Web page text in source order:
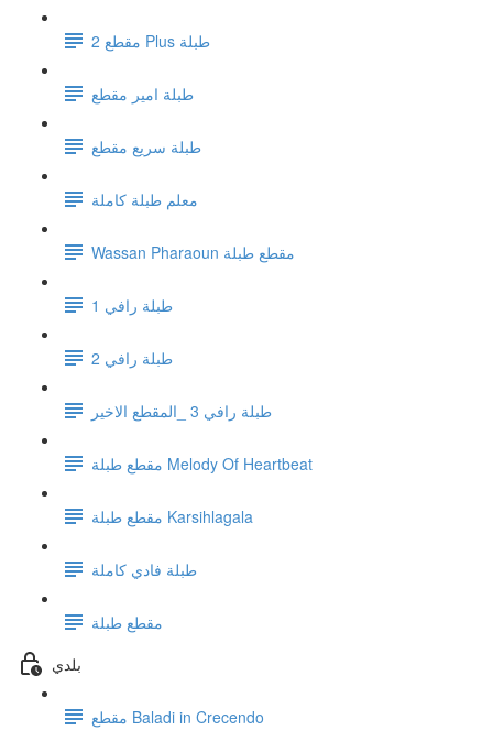
مقطع 2 Plus طبلة
طبلة امير مقطع
طبلة سريع مقطع
معلم طبلة كاملة
Wassan Pharaoun مقطع طبلة
1 طبلة رافي
طبلة رافي 2
طبلة رافي 3 _المقطع الاخير
مقطع طبلة Melody Of Heartbeat
مقطع طبلة Karsihlagala
طبلة فادي كاملة
مقطع طبلة
بلدي
مقطع Baladi in Crecendo